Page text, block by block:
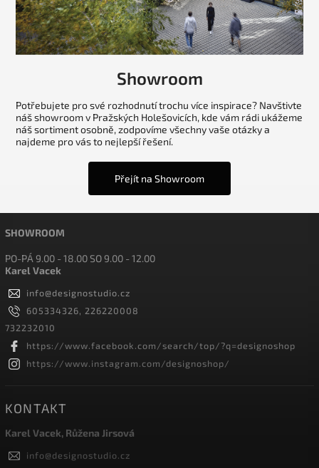
Showroom
Potřebujete pro své rozhodnutí trochu více inspirace? Navštivte
náš showroom v Pražských Holešovicích, kde vám rádi ukážeme
náš sortiment osobně, zodpovíme všechny vaše otázky a
najdeme pro vás to nejlepší řešení.
Přejít na Showroom
SHOWROOM
PO-PÁ 9.00 - 18.00 SO 9.00 - 12.00
Karel Vacek
info@designostudio.cz
605334326, 226220008
732232010
https://www.facebook.com/search/top/?q=designoshop
https://www.instagram.com/designoshop/
KONTAKT
Karel Vacek, Růžena Jirsová
info@designostudio.cz